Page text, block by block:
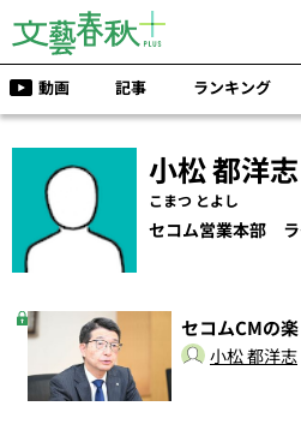
動画 記事 ランキング
小松 都洋志
こまつ とよし
セコム営業本部 ラ
セコムCMの
小松 都洋志